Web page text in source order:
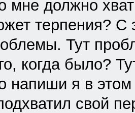
мне должно
терпения? С
Тут
когда было?
напиши я в этом
свой